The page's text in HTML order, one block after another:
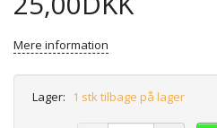
Mere information
Lager: 1 stk tilbage på lager